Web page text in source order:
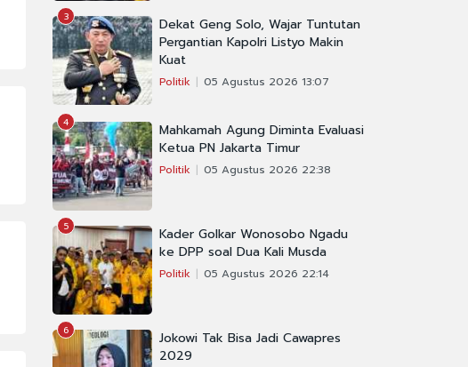
3
Dekat Geng Solo, Wajar Tuntutan
Pergantian Kapolri Listyo Makin
Kuat
Politik 05 Agustus 2026 13:07
4
Mahkamah Agung Diminta Evaluasi
Ketua PN Jakarta Timur
Politik 05 Agustus 2026 22:38
5
Kader Golkar Wonosobo Ngadu
ke DPP soal Dua Kali Musda
Politik 05 Agustus 2026 22:14
6
Jokowi Tak Bisa Jadi Cawapres
2029